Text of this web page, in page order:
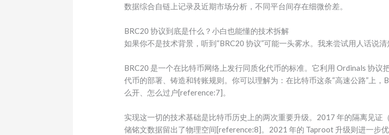
数据综合自链上记录及近期市场分析，不同平台间存在细微价差。
BRC20 协议到底是什么？小白也能懂的技术拆解
如果你不是技术背景，听到“BRC20 协议”可能一头雾水。我来尝试用人话说清
BRC20 是一个在比特币网络上发行同质化代币的标准。它利用 Ordinals 协议
代币的部署、铸造和转账规则。你可以理解为：在比特币这条“高速公路”上
么开、怎么过户[reference:7]。
实现这一切的技术基础是比特币历史上的两次重要升级。2017 年的隔离见
储铭文数据留出了物理空间[reference:8]。2021 年的 Taproot 升级则进一步